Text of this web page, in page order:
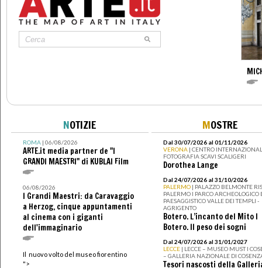
NOTIZIE
ROMA| 06/08/2026
ARTE.it media partner de "I
GRANDI MAESTRI" di KUBLAI Film
06/08/2026
I Grandi Maestri: da Caravaggio
a Herzog, cinque appuntamenti
al cinema con i giganti
dell'immaginario
Il nuovo volto del museo fiorentino
">
MOSTRE
Dal 30/07/2026 al 01/11/2026
VERONA | CENTRO
FOTOGRAFIA SCAVI SCALIGERI
Dorothea Lange
Dal 24/07/2026 al 31/10/2026
PALERMO | PALAZZO BELMONTE
PALERMO I PARCO ARCHEOLOGICO
PAESAGGISTICO VALLE DEI TEMPLI -
AGRIGENTO
Botero. L’incanto del Mito I
Botero. Il peso dei sogni
Dal 24/07/2026 al 31/01/2027
LECCE | LECCE – MUSEO MUST I
– GALLERIA NAZIONALE DI
Tesori nascosti della